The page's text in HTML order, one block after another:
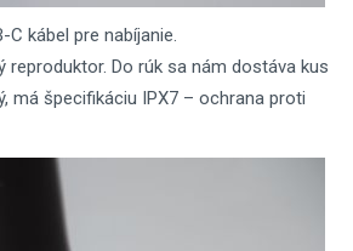
kábel pre nabíjanie.
reproduktor. Do rúk sa nám dostáva kus
má špecifikáciu IPX7 – ochrana proti